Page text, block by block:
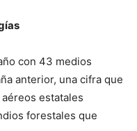
con 43 medios
anterior, una cifra que
estatales
forestales que